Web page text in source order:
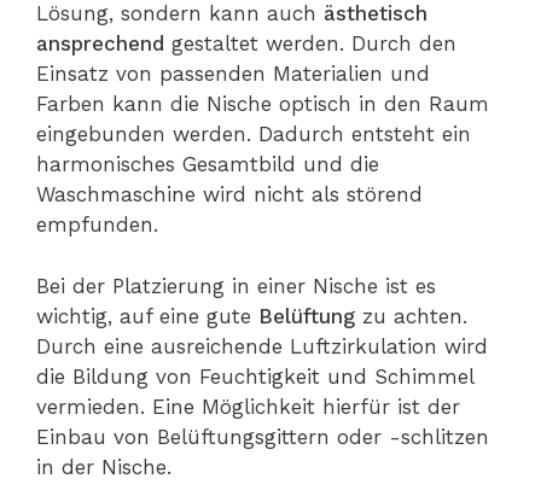
Lösung, sondern kann auch ästhetisch
ansprechend gestaltet werden. Durch den
Einsatz von passenden Materialien und
Farben kann die Nische optisch in den Raum
eingebunden werden. Dadurch entsteht ein
harmonisches Gesamtbild und die
Waschmaschine wird nicht als störend
empfunden.
Bei der Platzierung in einer Nische ist es
wichtig, auf eine gute Belüftung zu achten.
Durch eine ausreichende Luftzirkulation wird
die Bildung von Feuchtigkeit und Schimmel
vermieden. Eine Möglichkeit hierfür ist der
Einbau von Belüftungsgittern oder -schlitzen
in der Nische.